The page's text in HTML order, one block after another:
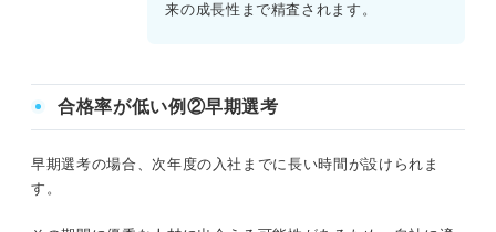
来の成長性まで精査されます。
合格率が低い例②早期選考
早期選考の場合、次年度の入社までに長い時間が設けられま
す。